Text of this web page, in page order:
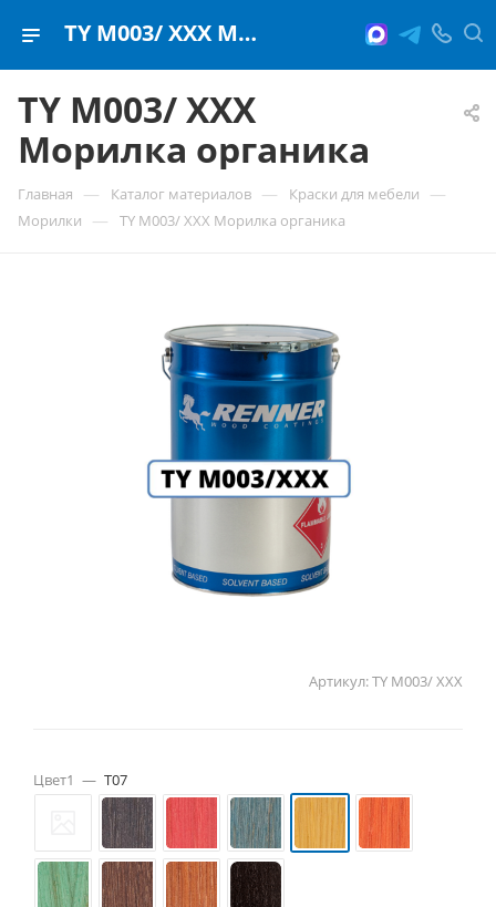
TY M003/ ХХХ Морилка органика
TY M003/ ХХХ
Морилка органика
Главная — Каталог материалов — Краски для мебели —
Морилки — TY M003/ ХХХ Морилка органика
Артикул:TY M003/ ХХХ
Цвет1 — T07